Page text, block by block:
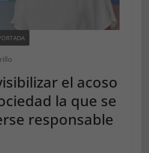
el acoso
la que se
responsable